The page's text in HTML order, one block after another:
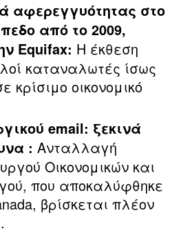
αφερεγγυότητας στο
από το 2009,
Equifax: Η έκθεση
καταναλωτές ίσως
κρίσιμο οικονομικό
email: ξεκινά
: Ανταλλαγή
Οικονομικών και
που αποκαλύφθηκε
βρίσκεται πλέον